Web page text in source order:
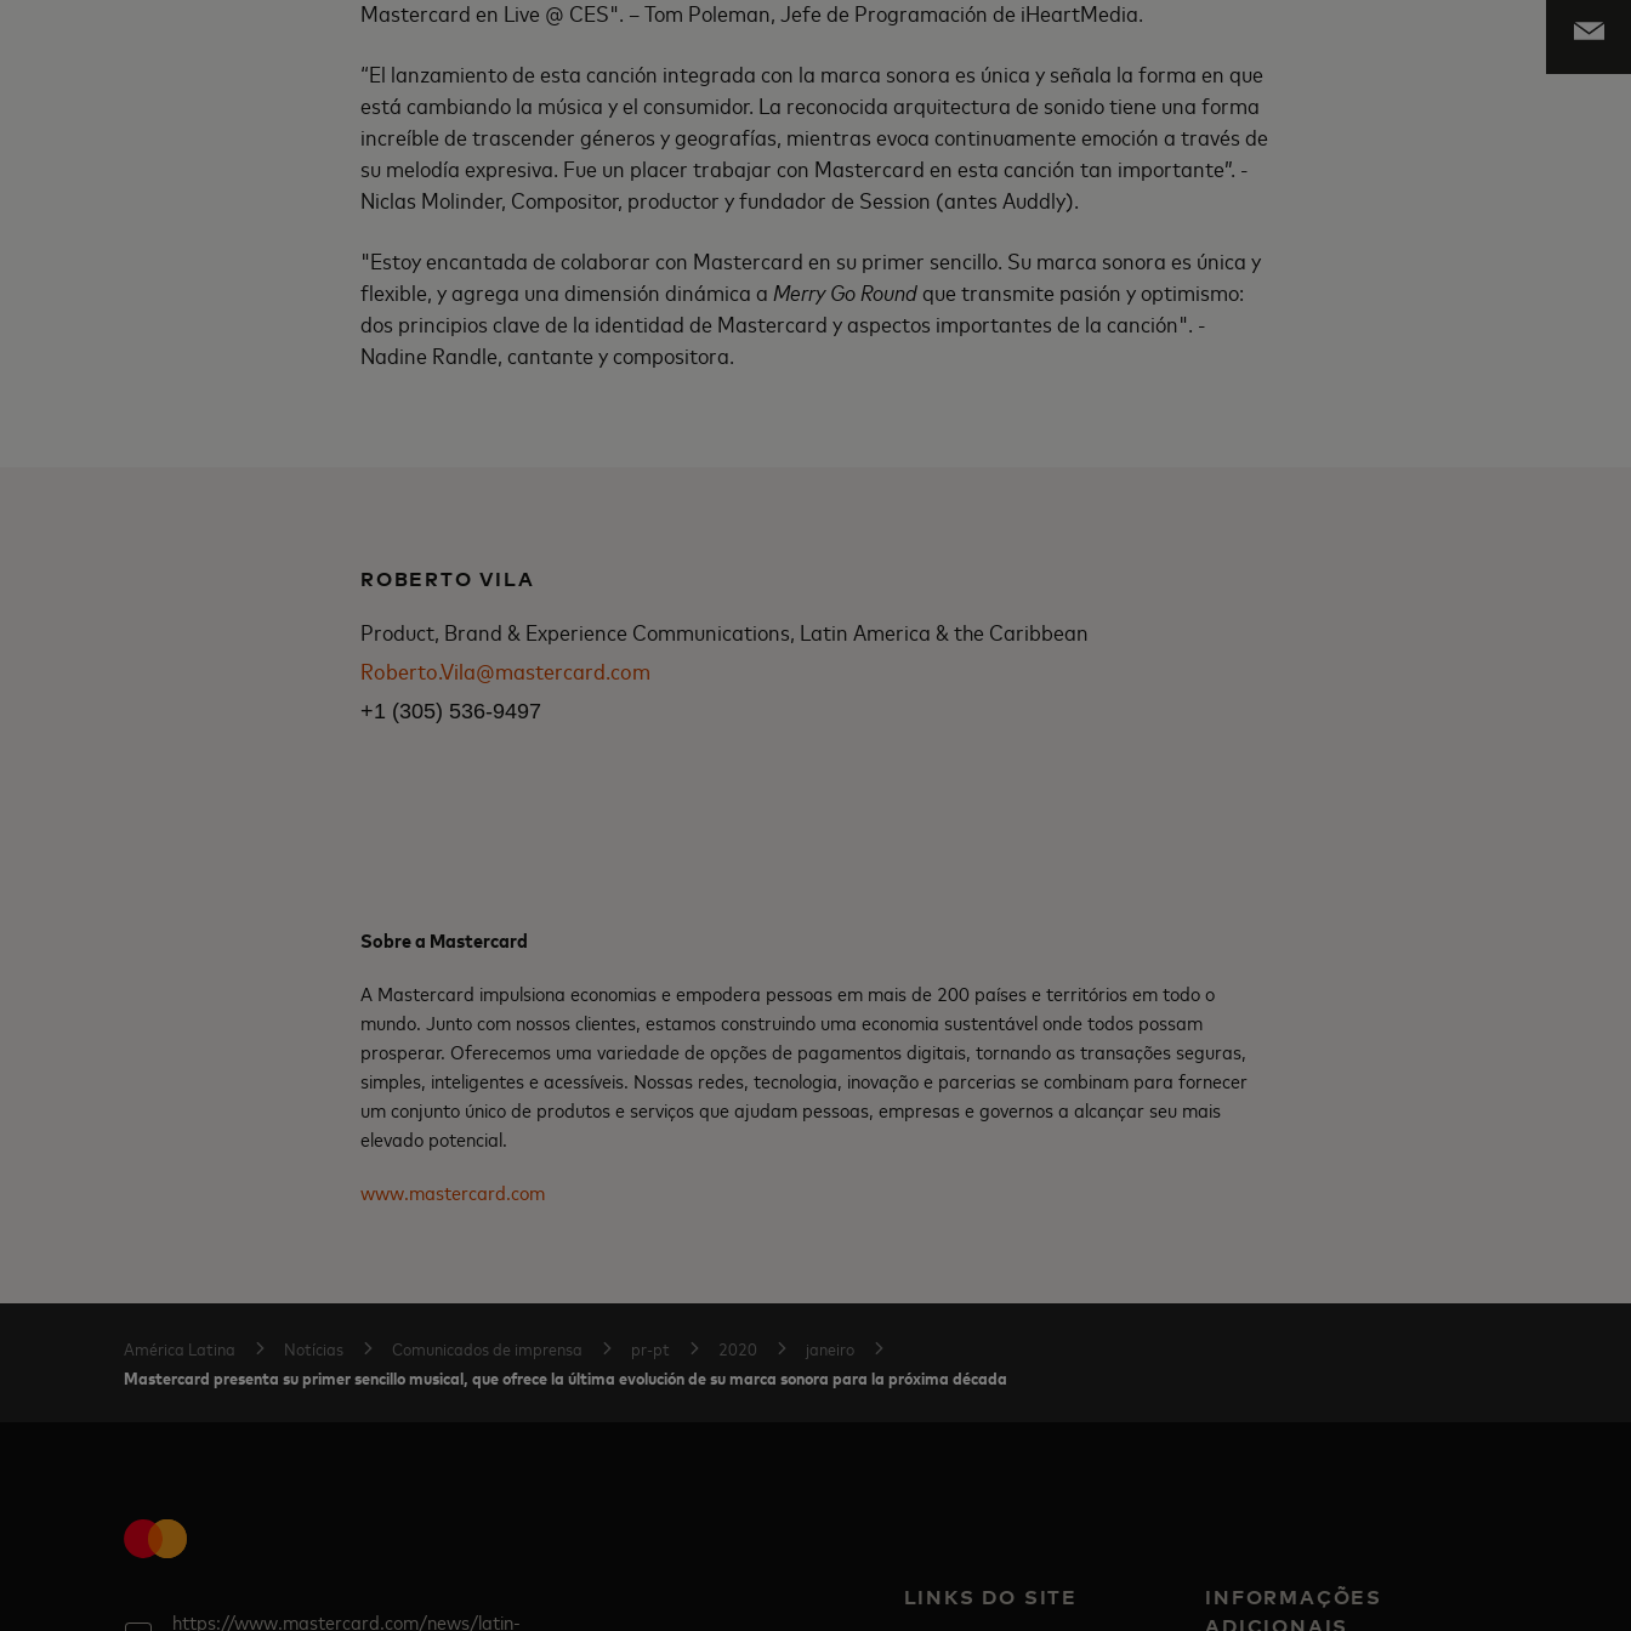
Mastercard en Live @ CES". – Tom Poleman, Jefe de Programación de iHeartMedia.
“El lanzamiento de esta canción integrada con la marca sonora es única y señala la forma en que
está cambiando la música y el consumidor. La reconocida arquitectura de sonido tiene una forma
increíble de trascender géneros y geografías, mientras evoca continuamente emoción a través de
su melodía expresiva. Fue un placer trabajar con Mastercard en esta canción tan importante”. -
Niclas Molinder, Compositor, productor y fundador de Session (antes Auddly).
"Estoy encantada de colaborar con Mastercard en su primer sencillo. Su marca sonora es única y
flexible, y agrega una dimensión dinámica a Merry Go Roundque transmite pasión y optimismo:
dos principios clave de la identidad de Mastercard y aspectos importantes de la canción". -
Nadine Randle, cantante y compositora.
ROBERTO VILA
Product, Brand & Experience Communications, Latin America & the Caribbean
Roberto.Vila@mastercard.com
+1 (305) 536-9497
Sobre a Mastercard
A Mastercard impulsiona economias e empodera pessoas em mais de 200 países e territórios em todo o
mundo. Junto com nossos clientes, estamos construindo uma economia sustentável onde todos possam
prosperar. Oferecemos uma variedade de opções de pagamentos digitais, tornando as transações seguras,
simples, inteligentes e acessíveis. Nossas redes, tecnologia, inovação e parcerias se combinam para fornecer
um conjunto único de produtos e serviços que ajudam pessoas, empresas e governos a alcançar seu mais
elevado potencial.
www.mastercard.com
América Latina Notícias Comunicados de imprensa pr-pt 2020 janeiro
Mastercard presenta su primer sencillo musical, que ofrece la última evolución de su marca sonora para la próxima década
https://www.mastercard.com/news/latin-
LINKS DO SITE
INFORMAÇÕES
ADICIONAIS